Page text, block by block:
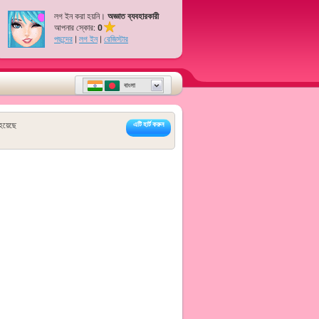
লগ ইন করা হয়নি। অজ্ঞাত ব্যবহারকারী
আপনার স্কোর: 0
পছন্দের | লগ ইন| রেজিস্টার
বাংলা
এটি হার্ট করুন